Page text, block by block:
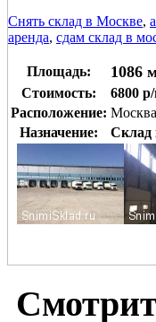
Снять склад в Москве,
аренда, сдам склад в
Площадь: 1086
Стоимость:
6800
Расположение:
Назначение:
Склад